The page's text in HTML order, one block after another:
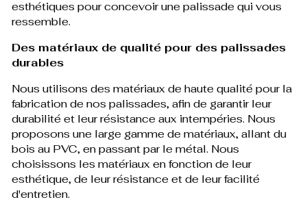
esthétiques pour concevoir une palissade qui vous
ressemble.
Des matériaux de qualité pour des palissades
durables
Nous utilisons des matériaux de haute qualité pour la
fabrication de nos palissades, afin de garantir leur
durabilité et leur résistance aux intempéries. Nous
proposons une large gamme de matériaux, allant du
bois au PVC, en passant par le métal. Nous
choisissons les matériaux en fonction de leur
esthétique, de leur résistance et de leur facilité
d'entretien.